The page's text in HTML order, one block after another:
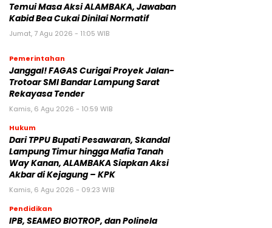
Temui Masa Aksi ALAMBAKA, Jawaban
Kabid Bea Cukai Dinilai Normatif
Jumat, 7 Agu 2026 - 11:05 WIB
Pemerintahan
Janggal! FAGAS Curigai Proyek Jalan-
Trotoar SMI Bandar Lampung Sarat
Rekayasa Tender
Kamis, 6 Agu 2026 - 10:59 WIB
Hukum
Dari TPPU Bupati Pesawaran, Skandal
Lampung Timur hingga Mafia Tanah
Way Kanan, ALAMBAKA Siapkan Aksi
Akbar di Kejagung – KPK
Kamis, 6 Agu 2026 - 09:23 WIB
Pendidikan
IPB, SEAMEO BIOTROP, dan Polinela